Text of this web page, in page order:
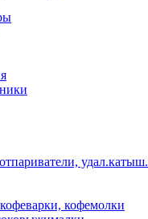
удал.катыш.
кофемолки